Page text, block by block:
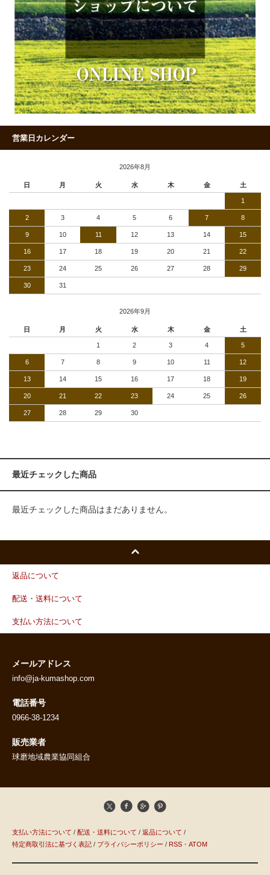
営業日カレンダー
2026年8月
日 月 火 水 木 金 土
1
2 3 4 5 6 7 8
9 10 11 12 13 14 15
16 17 18 19 20 21 22
23 24 25 26 27 28 29
30 31
2026年9月
日 月 火 水 木 金 土
1 2 3 4 5
6 7 8 9 10 11 12
13 14 15 16 17 18 19
20 21 22 23 24 25 26
27 28 29 30
最近チェックした商品
最近チェックした商品はまだありません。
返品について
配送・送料について
支払い方法について
メールアドレス
info@ja-kumashop.com
電話番号
0966-38-1234
販売業者
球磨地域農業協同組合
支払い方法について / 配送・送料について / 返品について /
特定商取引法に基づく表記 / プライバシーポリシー / RSS ・ ATOM